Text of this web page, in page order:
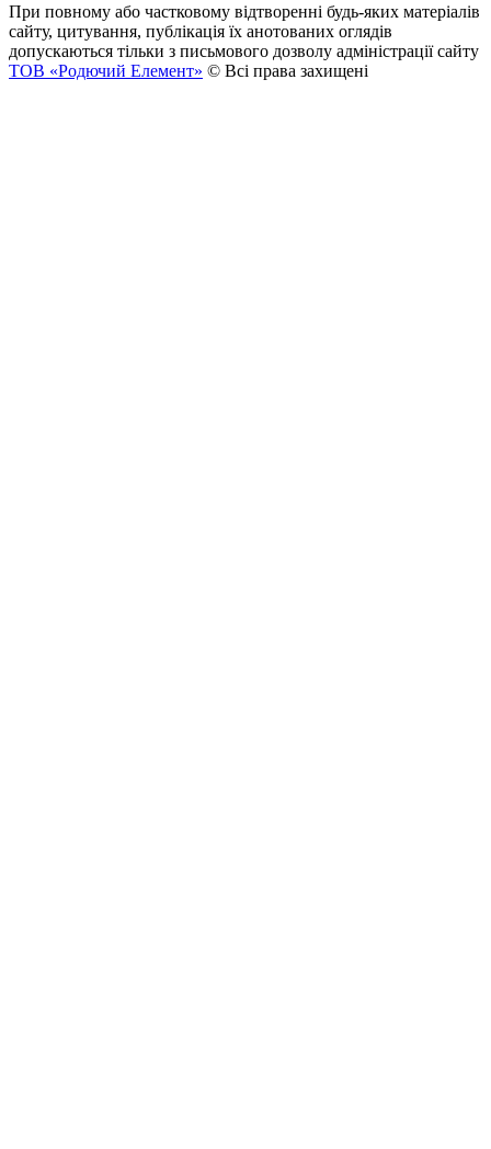
При повному або частковому відтворенні будь-яких матеріалів
сайту, цитування, публікація їх анотованих оглядів
допускаються тільки з письмового дозволу адміністрації сайту
ТОВ «Родючий Елемент» © Всі права захищені